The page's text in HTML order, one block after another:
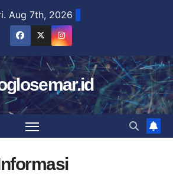
Aug 7th, 2026